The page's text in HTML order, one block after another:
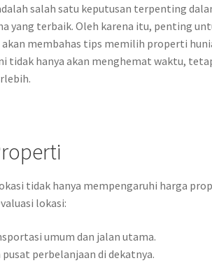
salah satu keputusan terpenting
yang terbaik. Oleh karena itu, penting
membahas tips memilih properti
hanya akan menghemat waktu,
tidak hanya mempengaruhi harga
lokasi:
umum dan jalan utama.
perbelanjaan di dekatnya.